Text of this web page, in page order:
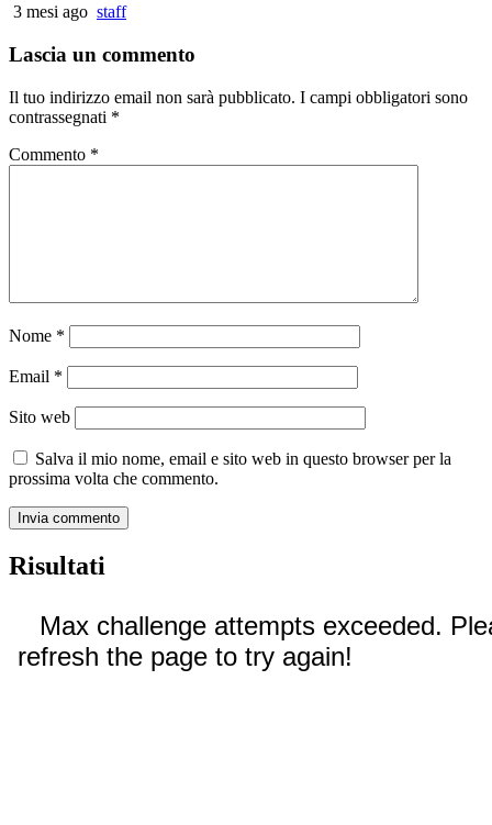
3 mesi ago staff
Lascia un commento
Il tuo indirizzo email non sarà pubblicato. I campi obbligatori sono
contrassegnati *
Commento *
Nome *
Email *
Sito web
Salva il mio nome, email e sito web in questo browser per la
prossima volta che commento.
Risultati